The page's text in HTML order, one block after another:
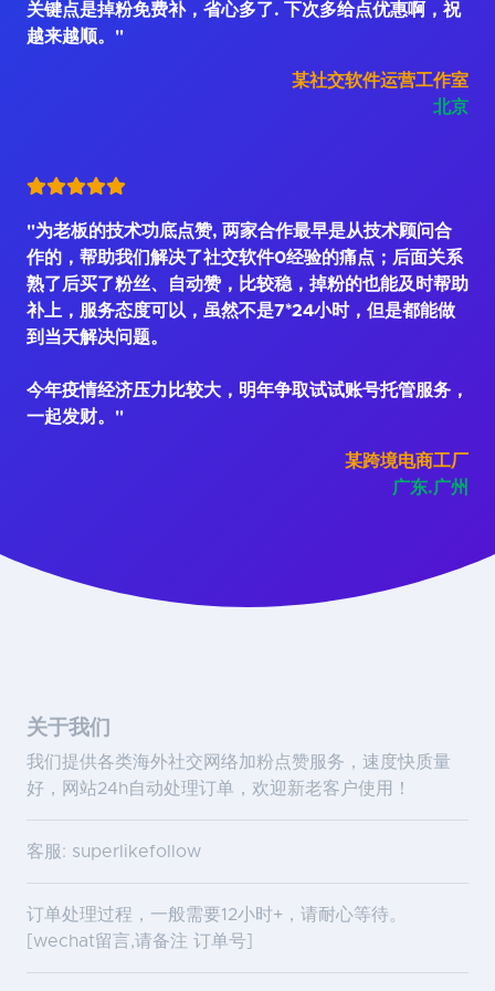
关键点是掉粉免费补，省心多了. 下次多给点优惠啊，祝
越来越顺。"
某社交软件运营工作室
北京
"为老板的技术功底点赞, 两家合作最早是从技术顾问合
作的，帮助我们解决了社交软件0经验的痛点；后面关系
熟了后买了粉丝、自动赞，比较稳，掉粉的也能及时帮助
补上，服务态度可以，虽然不是7*24小时，但是都能做
到当天解决问题。
今年疫情经济压力比较大，明年争取试试账号托管服务，
一起发财。"
某跨境电商工厂
广东.广州
关于我们
我们提供各类海外社交网络加粉点赞服务，速度快质量
好，网站24h自动处理订单，欢迎新老客户使用！
客服: superlikefollow
订单处理过程，一般需要12小时+，请耐心等待。
[wechat留言,请备注 订单号]